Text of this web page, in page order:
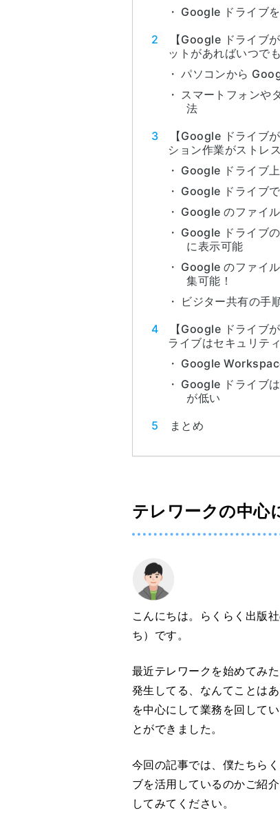
Google ドライブ
【Google ドライブ
ットがあればいつで
パソコンから
スマートフォンや
法
【Google ドライブ
ション作業がストレ
Google ドライブ
Google ドライブ
Google のファイ
Google ドライブ
に表示可能
Google のファイ
集可能！
ビジター共有の手
【Google ドライブ
ライブはセキュリテ
Google
Google ドライブ
が低い
まとめ
テレワークの中心
こんにちは。らくらく出版
ち）です。
最近テレワークを始めてみ
発生してる、なんてことは
を中心にして業務を回して
とができました。
今回の記事では、僕たちら
ブを活用しているのかご紹
してみてください。